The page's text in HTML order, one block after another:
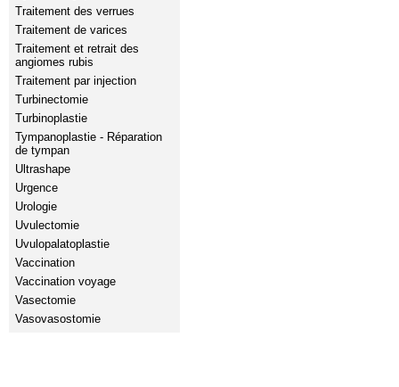
Traitement des verrues
Traitement de varices
Traitement et retrait des
angiomes rubis
Traitement par injection
Turbinectomie
Turbinoplastie
Tympanoplastie - Réparation
de tympan
Ultrashape
Urgence
Urologie
Uvulectomie
Uvulopalatoplastie
Vaccination
Vaccination voyage
Vasectomie
Vasovasostomie